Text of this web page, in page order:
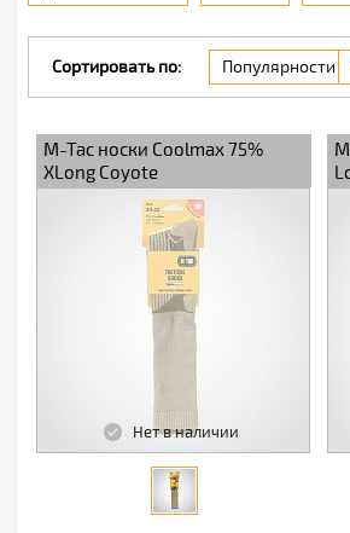
Сортировать по: Популярности
M-Tac носки Coolmax 75%
XLong Coyote
Нет в наличии